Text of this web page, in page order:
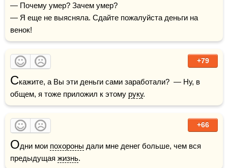
— Почему умер? Зачем умер?
— Я еще не выясняла. Сдайте пожалуйста деньги на
венок!
+79
Скажите, а Вы эти деньги сами заработали?  — Ну, в
общем, я тоже приложил к этому руку.
+66
Одни мои похороны дали мне денег больше, чем вся
предыдущая жизнь.